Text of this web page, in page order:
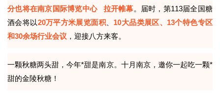
分也将在南京国际博览中心 拉开帷幕。届时，第113届全国糖
酒会将以20万平方米展览面积
10大品类展区、13个特色专区
和30余场行业会议 ，迎接八方来客。
一颗秋糖两头甜，今年*甜是南京。十月南京，邀你一起吃一颗*
甜的金陵秋糖！